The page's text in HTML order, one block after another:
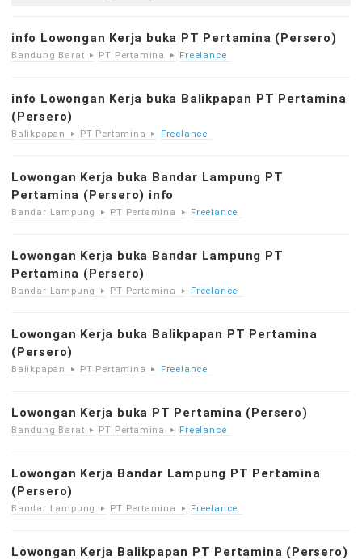
info Lowongan Kerja buka PT Pertamina (Persero)
Bandung Barat PT Pertamina Freelance
info Lowongan Kerja buka Balikpapan PT Pertamina
(Persero)
Balikpapan PT Pertamina Freelance
Lowongan Kerja buka Bandar Lampung PT
Pertamina (Persero) info
Bandar Lampung PT Pertamina Freelance
Lowongan Kerja buka Bandar Lampung PT
Pertamina (Persero)
Bandar Lampung PT Pertamina Freelance
Lowongan Kerja buka Balikpapan PT Pertamina
(Persero)
Balikpapan PT Pertamina Freelance
Lowongan Kerja buka PT Pertamina (Persero)
Bandung Barat PT Pertamina Freelance
Lowongan Kerja Bandar Lampung PT Pertamina
(Persero)
Bandar Lampung PT Pertamina Freelance
Lowongan Kerja Balikpapan PT Pertamina (Persero)